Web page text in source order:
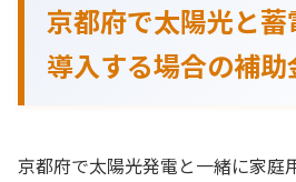
京都府で太陽光と蓄
導入する場合の補助
京都府で太陽光発電と一緒に家庭